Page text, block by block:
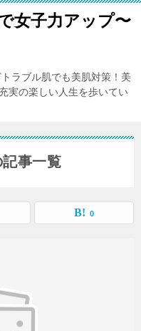
女子力アップ〜
ラブル肌でも美肌対策！美
実の楽しい人生を歩いてい
記事一覧
0